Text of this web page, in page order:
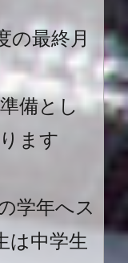
の最終月
備とし
ます
学年へス
は中学生